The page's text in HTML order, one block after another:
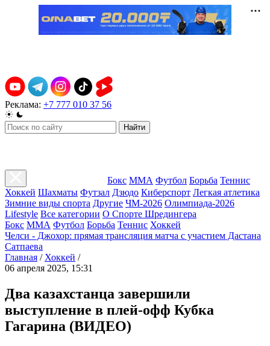
Реклама: +7 777 010 37 56
Найти
Бокс ММА Футбол Борьба Теннис
Хоккей Шахматы Футзал Дзюдо Киберспорт Легкая атлетика
Зимние виды спорта Другие ЧМ-2026 Олимпиада-2026
Lifestyle Все категории О Спорте Шредингера
Бокс ММА Футбол Борьба Теннис Хоккей
Челси - Джохор: прямая трансляция матча с участием Дастана
Сатпаева
Главная / Хоккей /
06 апреля 2025, 15:31
Два казахстанца завершили
выступление в плей-офф Кубка
Гагарина (ВИДЕО)